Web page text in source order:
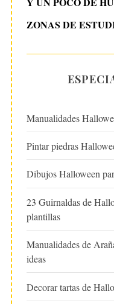
ZONAS DE
Manualidades
Pintar piedras
Dibujos Halloween
23 Guirnaldas de
plantillas
Manualidades de
ideas
Decorar tartas de